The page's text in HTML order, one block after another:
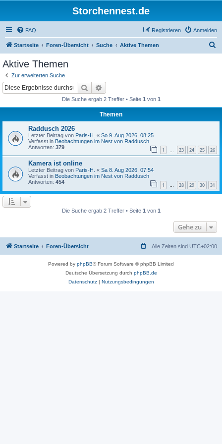
Storchennest.de
FAQ Anmelden
Registrieren
Startseite Foren-Übersicht Suche Aktive Themen
Aktive Themen
Zur erweiterten Suche
Suche
Die Suche ergab 2 Treffer • Seite 1 von 1
Themen
Raddusch 2026
Letzter Beitrag von Paris-H. « So 9. Aug 2026, 08:25
Verfasst in Beobachtungen im Nest von Raddusch
Antworten: 379 1 23 24 25 26
Kamera ist online
Letzter Beitrag von Paris-H. « Sa 8. Aug 2026, 07:54
Verfasst in Beobachtungen im Nest von Raddusch
Antworten: 454 1 … 28 29 30 31
Die Suche ergab 2 Treffer • Seite 1 von 1
Gehe zu
Startseite Foren-Übersicht Alle Zeiten sind UTC+02:00
Powered by phpBB® Forum Software © phpBB Limited
Deutsche Übersetzung durch phpBB.de
Datenschutz| Nutzungsbedingungen